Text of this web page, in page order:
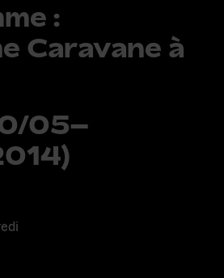
:
Caravane à
05–